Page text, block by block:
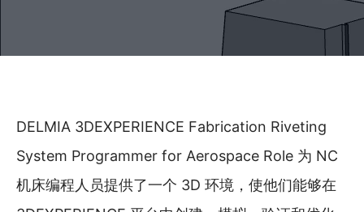
DELMIA 3DEXPERIENCE Fabrication Riveting
System Programmer for Aerospace Role 为 NC
机床编程人员提供了一个 3D 环境，使他们能够在